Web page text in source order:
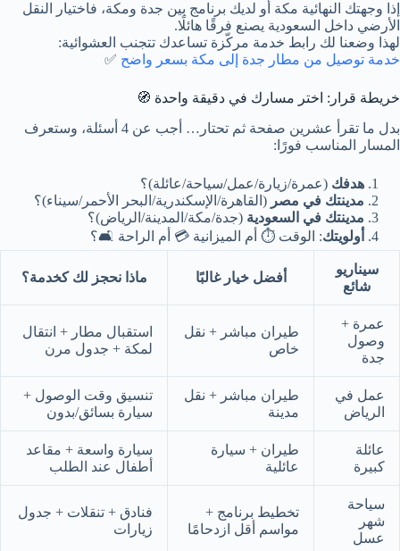
إذا وجهتك النهائية مكة أو لديك برنامج بين جدة ومكة، فاختيار النقل
الأرضي داخل السعودية يصنع فرقًا هائلًا.
لهذا وضعنا لك رابط خدمة مركّزة تساعدك تتجنب العشوائية:
خدمة توصيل من مطار جدة إلى مكة بسعر واضح ✅
خريطة قرار: اختر مسارك في دقيقة واحدة 🧭
بدل ما تقرأ عشرين صفحة ثم تحتار… أجب عن 4 أسئلة، وستعرف
المسار المناسب فورًا:
هدفك (عمرة/زيارة/عمل/سياحة/عائلة)؟
مدينتك في مصر (القاهرة/الإسكندرية/البحر الأحمر/سيناء)؟
مدينتك في السعودية (جدة/مكة/المدينة/الرياض)؟
أولويتك: الوقت ⏱️ أم الميزانية 💳 أم الراحة 🛋️؟
سيناريو
شائع
أفضل خيار غالبًا ماذا نحجز لك كخدمة؟
عمرة +
وصول
جدة
طيران مباشر + نقل
خاص
استقبال مطار + انتقال
لمكة + جدول مرن
عمل في
الرياض
طيران مباشر + نقل
مدينة
تنسيق وقت الوصول +
سيارة بسائق/بدون
عائلة
كبيرة
طيران + سيارة
عائلية
سيارة واسعة + مقاعد
أطفال عند الطلب
سياحة
شهر
عسل
تخطيط برنامج +
مواسم أقل ازدحامًا
فنادق + تنقلات + جدول
زيارات